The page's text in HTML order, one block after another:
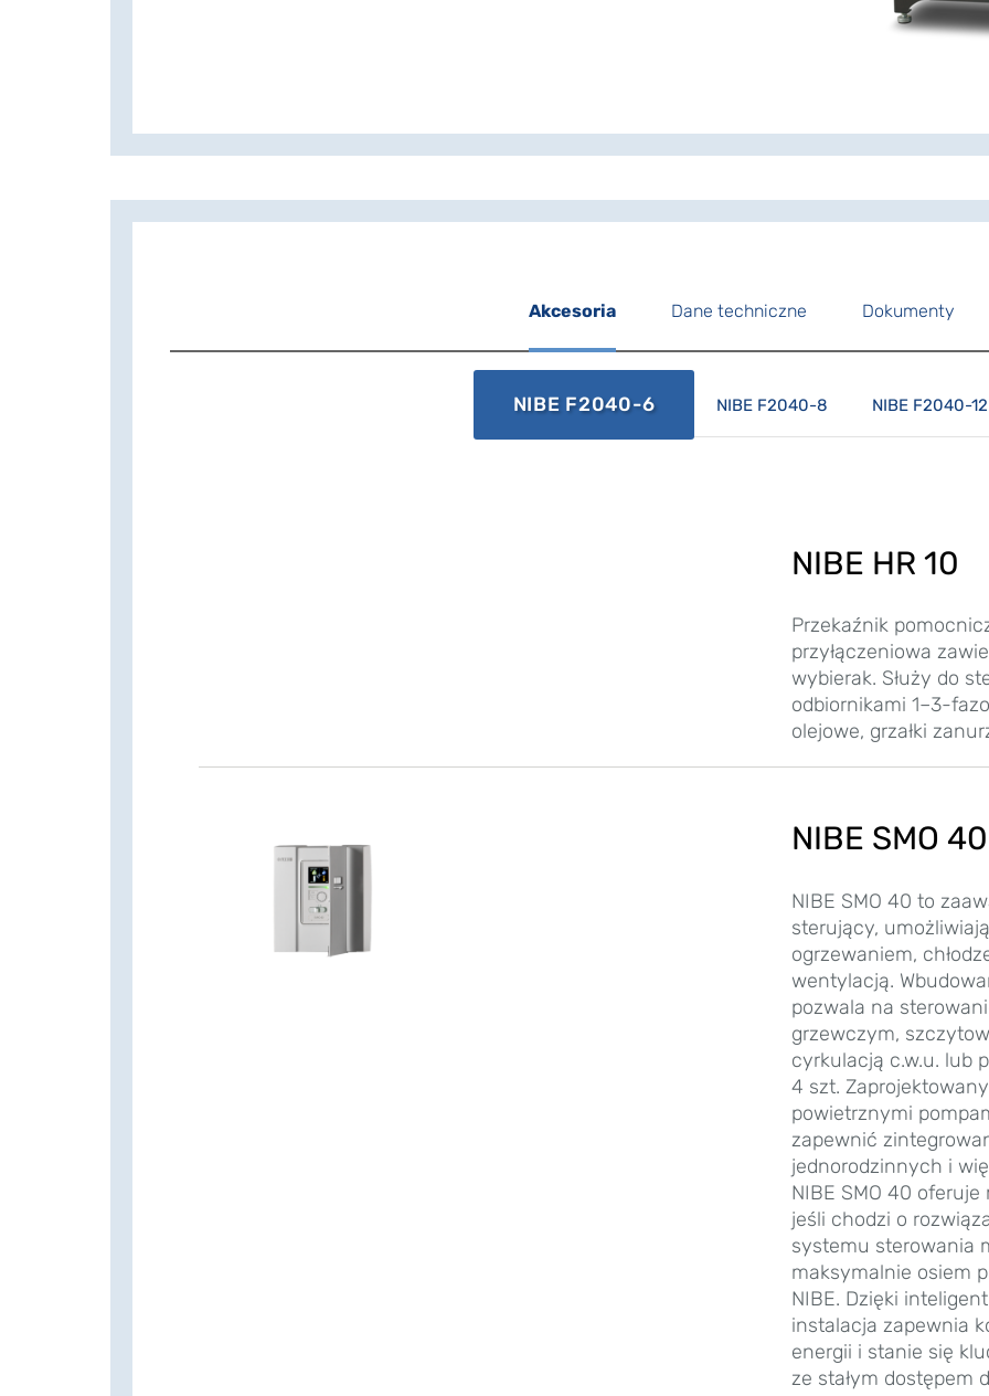
dostosowuje klimat w pomieszczeniu dla zapewnienia
maksymalnego komfortu, działa przy tym w sposób
Akcesoria Dane techniczne Dokumenty
NIBE F2040-6 NIBE F2040-8 NIBE F2040-12
NIBE HR 10
Przekaźnik
przyłączeniowa
wybierak. Służy do
odbiornikami 1–3-
olejowe, grzałki
NIBE SMO 40
NIBE SMO 40 to
sterujący,
ogrzewaniem,
wentylacją.
pozwala na
grzewczym,
cyrkulacją c.w.u. lub
4 szt.
powietrznymi
zapewnić
jednorodzinnych i
NIBE SMO 40
jeśli chodzi o
systemu sterowania
maksymalnie osiem
NIBE. Dzięki
instalacja zapewnia
energii i stanie się
ze stałym dostępem